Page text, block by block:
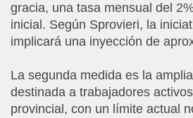
gracia, una tasa mensual del
inicial. Según Sprovieri, la
implicará una inyección de
La segunda medida es la
destinada a trabajadores
provincial, con un límite actual